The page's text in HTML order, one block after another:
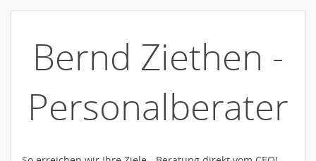
Bernd Ziethen -
Personalberater